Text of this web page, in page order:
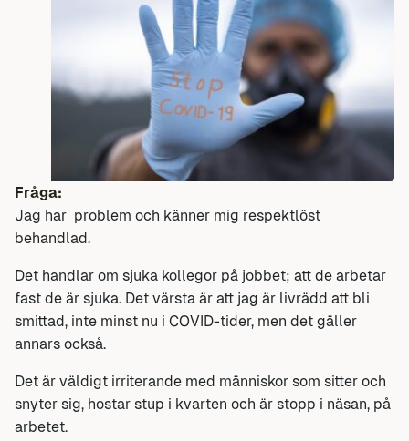
Fråga:
Jag har problem och känner mig respektlöst
behandlad.
Det handlar om sjuka kollegor på jobbet; att de arbetar
fast de är sjuka. Det värsta är att jag är livrädd att bli
smittad, inte minst nu i COVID-tider, men det gäller
annars också.
Det är väldigt irriterande med människor som sitter och
snyter sig, hostar stup i kvarten och är stopp i näsan, på
arbetet.